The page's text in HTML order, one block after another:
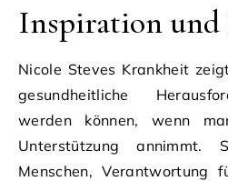
Inspiration und
Nicole Steves Krankheit
gesundheitliche
werden können, wenn
Unterstützung annimmt.
Menschen, Verantwortung